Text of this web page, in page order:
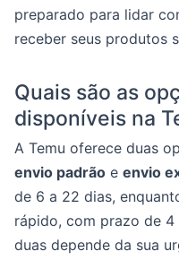
preparado para lidar
receber seus produtos
Quais são as
disponíveis na
A Temu oferece duas
envio padrão e envio
de 6 a 22 dias,
rápido, com prazo de 4
duas depende da sua